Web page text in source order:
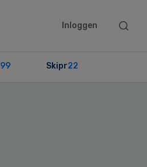
Inloggen
Search
99 Skipr22